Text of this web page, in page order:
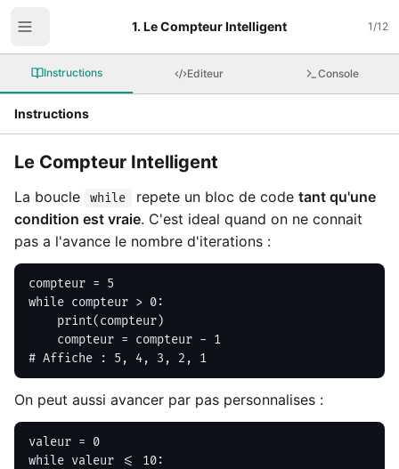
1. Le Compteur Intelligent 1/12
Instructions Editeur Console
Instructions
Le Compteur Intelligent
La boucle while repete un bloc de code tant qu'une
condition est vraie. C'est ideal quand on ne connait
pas a l'avance le nombre d'iterations :
compteur = 5
while compteur > 0:
    print(compteur)
    compteur = compteur - 1
# Affiche : 5, 4, 3, 2, 1
On peut aussi avancer par pas personnalises :
valeur = 0
while valeur <= 10: